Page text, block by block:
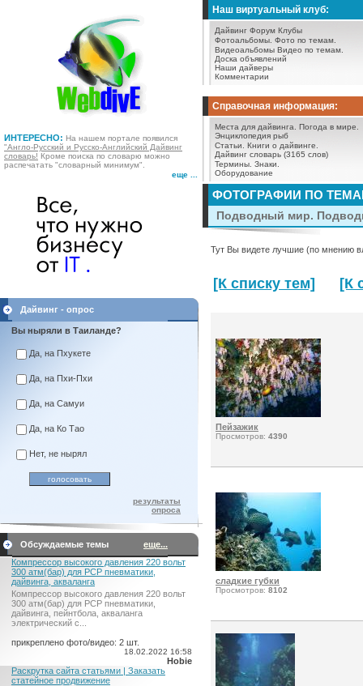
ИНТЕРЕСНО: На нашем портале появился
"Англо-Русский и Русско-Английский Дайвинг
словарь! Кроме поиска по словарю можно
распечатать "словарный минимум".
еще ...
Наш виртуальный клуб:
Дайвинг Форум Клубы
Фотоальбомы. Фото по темам.
Видеоальбомы Видео по темам.
Доска объявлений
Наши дайверы
Комментарии
Справочная информация:
Места для дайвинга.
Погода в мире.
Энциклопедия рыб
Статьи.
Книги о дайвинге.
Дайвинг словарь (3165 слов)
Термины. Знаки.
Оборудование
Дайвинг - опрос
Вы ныряли в Таиланде?
Да, на Пхукете
Да, на Пхи-Пхи
Да, на Самуи
Да, на Ко Тао
Нет, не нырял
результаты
опроса
Обсуждаемые темы
еще...
Компрессор высокого давления 220 вольт
300 атм(бар) для PCP пневматики,
дайвинга, акваланга
Компрессор высокого давления 220 вольт
300 атм(бар) для PCP пневматики,
дайвинга, пейнтбола, акваланга
электрический c...
прикреплено фото/видео: 2 шт.
18.02.2022 16:58
Hobie
Раскрутка сайта статьями | Заказать
статейное продвижение
ФОТОГРАФИИ ПО
Подводный мир.
Тут Вы видете лучшие (по мнению
[К списку тем] [К
Пейзажик
Просмотров: 4390
сладкие губки
Просмотров: 8102